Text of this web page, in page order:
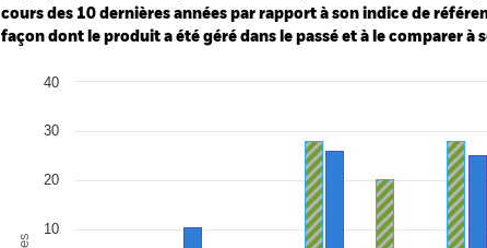
cours des 10 dernières années par rapport à son indice de
façon dont le produit a été géré dans le passé et à le comparer à
Bar chart with 2 data series.
The chart has 1 Y axis displaying Values. Range: -30 to 40.
10
20
30
40